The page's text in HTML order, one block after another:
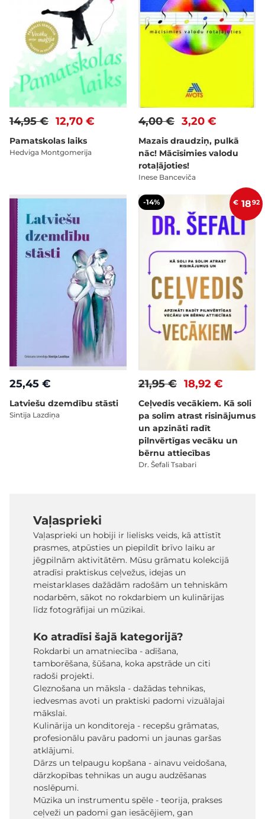
12,70 €
14,95 €
Pamatskolas laiks
Hedviga Montgomerija
3,20 €
4,00 €
Mazais draudziņ, pulkā
nāc! Mācīsimies valodu
rotaļājoties!
Inese Banceviča
25,45 €
Latviešu dzemdību stāsti
Sintija Lazdiņa
-14% € 1892
18,92 €
21,95 €
Ceļvedis vecākiem. Kā soli
pa solim atrast risinājumus
un apzināti radīt
pilnvērtīgas vecāku un
bērnu attiecības
Dr. Šefali Tsabari
Vaļasprieki
Vaļasprieki un hobiji ir lielisks veids, kā attīstīt
prasmes, atpūsties un piepildīt brīvo laiku ar
jēgpilnām aktivitātēm. Mūsu grāmatu kolekcijā
atradīsi praktiskus ceļvežus, idejas un
meistarklases dažādām radošām un tehniskām
nodarbēm, sākot no rokdarbiem un kulinārijas
līdz fotogrāfijai un mūzikai.
Ko atradīsi šajā kategorijā?
Rokdarbi un amatniecība - adīšana,
tamborēšana, šūšana, koka apstrāde un citi
radoši projekti.
Gleznošana un māksla - dažādas tehnikas,
iedvesmas avoti un praktiski padomi vizuālajai
mākslai.
Kulinārija un konditoreja - recepšu grāmatas,
profesionālu pavāru padomi un jaunas garšas
atklājumi.
Dārzs un telpaugu kopšana - ainavu veidošana,
dārzkopības tehnikas un augu audzēšanas
noslēpumi.
Mūzika un instrumentu spēle - teorija, prakses
ceļveži un padomi gan iesācējiem, gan